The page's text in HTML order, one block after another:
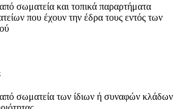
σωματεία και τοπικά παραρτήματα
που έχουν την έδρα τους εντός των
σωματεία των ίδιων ή συναφών κλάδων